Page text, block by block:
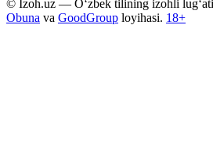
© Izoh.uz — O‘zbek tilining izohli
Obuna va GoodGroup loyihasi. 18+